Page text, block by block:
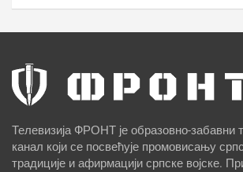
Телевизија ФРОНТ је образовно-забавни
канал који се посвећује промовисању
традиције и афирмацији српске војске.